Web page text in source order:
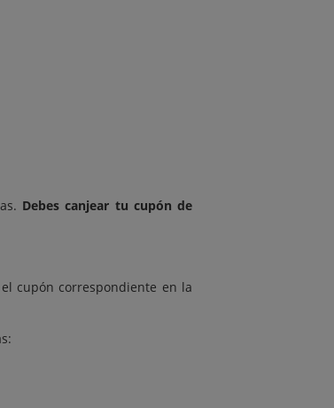
Debes canjear tu cupón de
cupón correspondiente en la